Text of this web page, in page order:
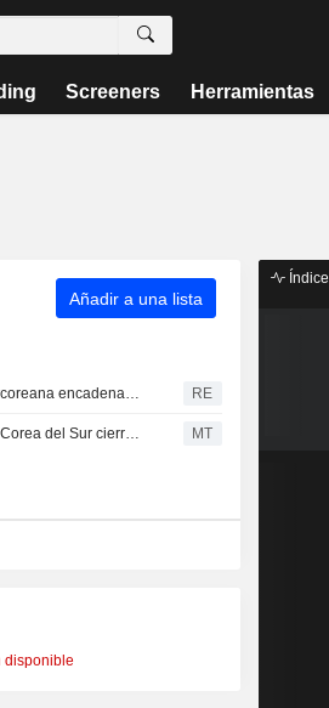
Screeners Herramientas
Añadir a una lista
La bolsa surcoreana encadena su séptima semana de pérdidas ante la persistente inquietud por la IA y los chips RE
La bolsa de Corea del Sur cierra la semana a la baja MT
disponible